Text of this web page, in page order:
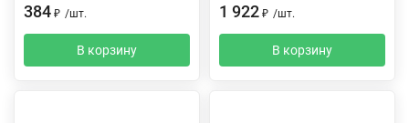
384 ₽ /шт.
В корзину
1 922 ₽ /шт.
В корзину